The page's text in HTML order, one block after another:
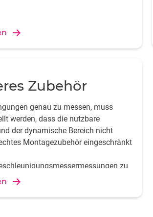
Zubehör
genau zu messen, muss
werden, dass die nutzbare
der dynamische Bereich nicht
Montagezubehör eingeschränkt
zu
HBK eine große Auswahl an